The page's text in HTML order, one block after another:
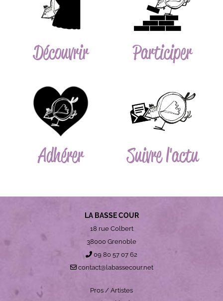
Découvrir Participer
Adhérer Suivre l'actu
LA BASSE COUR
18 rue Colbert
38000 Grenoble
09 80 57 07 62
contact@labassecour.net
Pros / Artistes